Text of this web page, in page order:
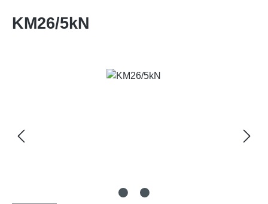
KM26/5kN
Bildergalerie überspringen